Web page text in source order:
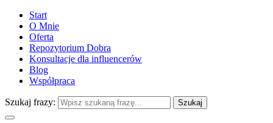
Start
O Mnie
Oferta
Repozytorium Dobra
Konsultacje dla influencerów
Blog
Współpraca
Szukaj frazy: